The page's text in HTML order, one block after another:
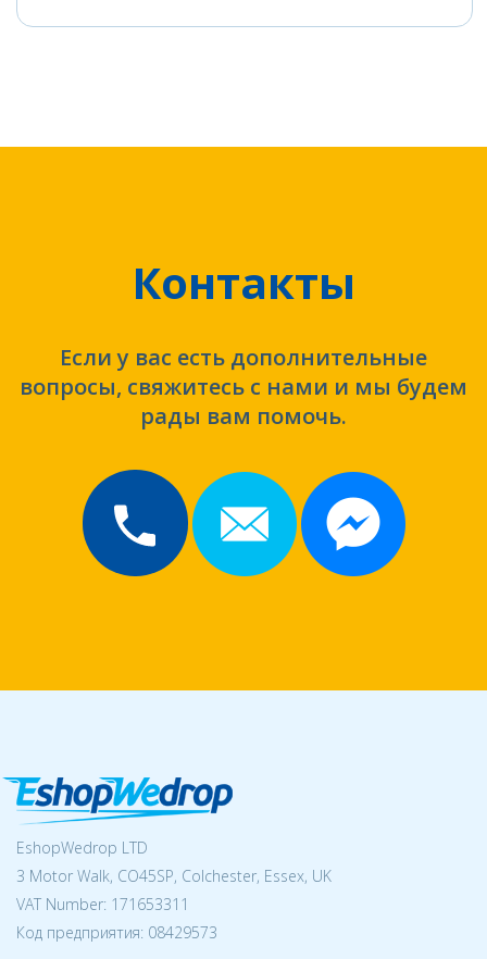
Контакты
Если у вас есть дополнительные
вопросы, свяжитесь с нами и мы будем
рады вам помочь.
EshopWedrop LTD
3 Motor Walk, CO45SP, Colchester, Essex, UK
VAT Number: 171653311
Код предприятия: 08429573